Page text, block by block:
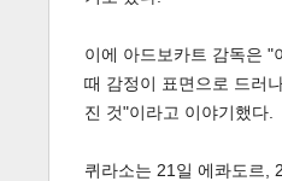
스북 터 공 공유 버블
달기
이에 아드보카트 감독은 "
때 감정이 표면으로 드러
진 것"이라고 이야기했다.
퀴라소는 21일 에콰도르,